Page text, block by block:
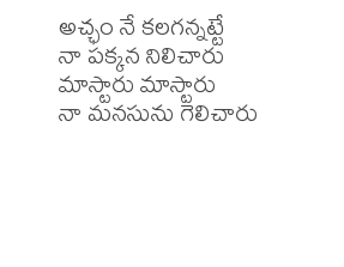
అచ్ఛం నే కలగన్నట్టే
నా పక్కన నిలిచారు
మాస్టారు మాస్టారు
నా మనసును గెలిచారు